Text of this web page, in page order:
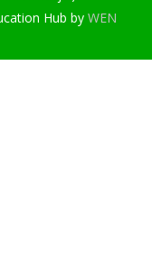
Hub by WEN